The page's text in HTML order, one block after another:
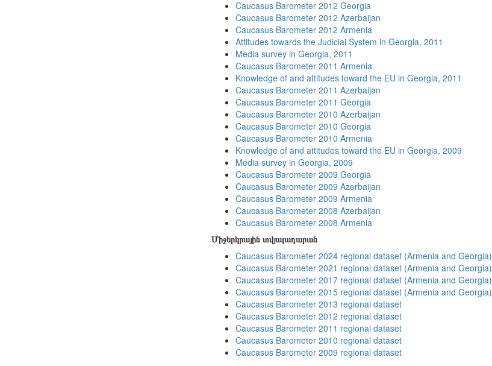
Caucasus Barometer 2012 Georgia
Caucasus Barometer 2012 Azerbaijan
Caucasus Barometer 2012 Armenia
Attitudes towards the Judicial System in Georgia, 2011
Media survey in Georgia, 2011
Caucasus Barometer 2011 Armenia
Knowledge of and attitudes toward the EU in Georgia, 2011
Caucasus Barometer 2011 Azerbaijan
Caucasus Barometer 2011 Georgia
Caucasus Barometer 2010 Azerbaijan
Caucasus Barometer 2010 Georgia
Caucasus Barometer 2010 Armenia
Knowledge of and attitudes toward the EU in Georgia, 2009
Media survey in Georgia, 2009
Caucasus Barometer 2009 Georgia
Caucasus Barometer 2009 Azerbaijan
Caucasus Barometer 2009 Armenia
Caucasus Barometer 2008 Azerbaijan
Caucasus Barometer 2008 Armenia
Միջերկրային տվյալադարան
Caucasus Barometer 2024 regional dataset (Armenia and Georgia)
Caucasus Barometer 2021 regional dataset (Armenia and Georgia)
Caucasus Barometer 2017 regional dataset (Armenia and Georgia)
Caucasus Barometer 2015 regional dataset (Armenia and Georgia)
Caucasus Barometer 2013 regional dataset
Caucasus Barometer 2012 regional dataset
Caucasus Barometer 2011 regional dataset
Caucasus Barometer 2010 regional dataset
Caucasus Barometer 2009 regional dataset